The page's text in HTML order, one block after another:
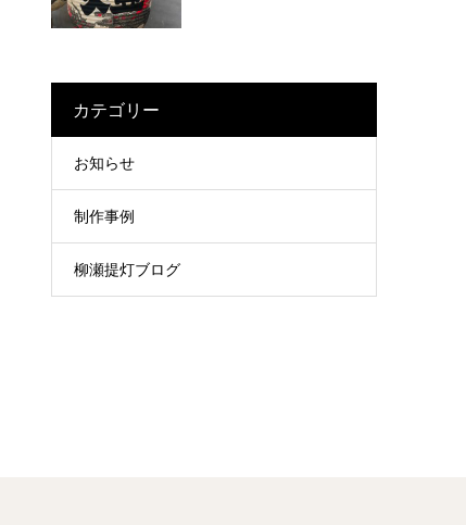
カテゴリー
お知らせ
制作事例
柳瀬提灯ブログ